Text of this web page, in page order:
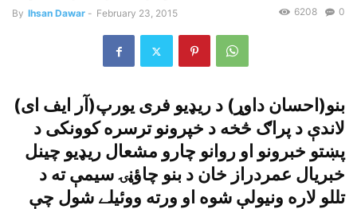
By Ihsan Dawar - February 23, 2015 0
6208
بنو(احسان داوړ) د ريډيو فرى يورپ(آر ايف اى)
لاندې د پراګ څخه د خپرونو ترسره کوونکى د
پښتو خبرونو او روانو چارو مشعال ريډيو چينل
خبريال عمردراز خان د بنو چاؤڼۍ سيمې ته د
تللو لاره ونيولې شوه او ورته ووئيلے شول چې